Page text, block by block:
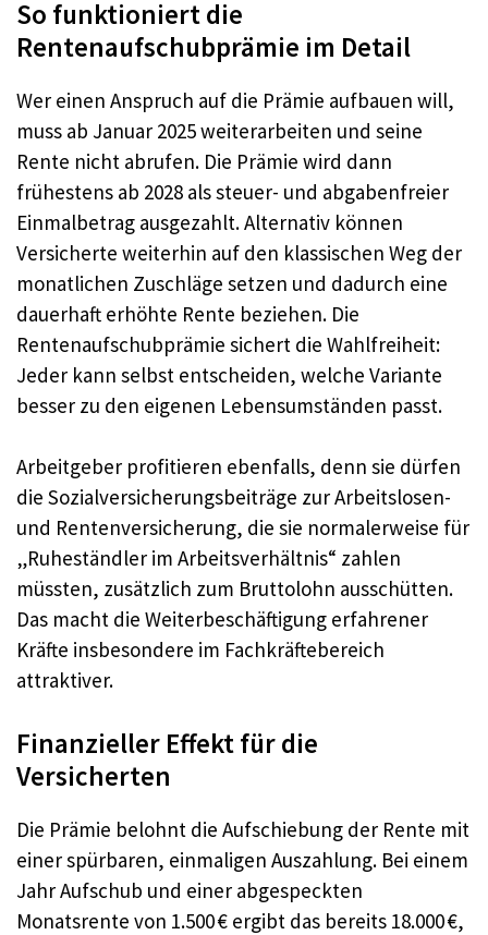
So funktioniert die
Rentenaufschubprämie im Detail
Wer einen Anspruch auf die Prämie aufbauen will,
muss ab Januar 2025 weiterarbeiten und seine
Rente nicht abrufen. Die Prämie wird dann
frühestens ab 2028 als steuer- und abgabenfreier
Einmalbetrag ausgezahlt. Alternativ können
Versicherte weiterhin auf den klassischen Weg der
monatlichen Zuschläge setzen und dadurch eine
dauerhaft erhöhte Rente beziehen. Die
Rentenaufschubprämie sichert die Wahlfreiheit:
Jeder kann selbst entscheiden, welche Variante
besser zu den eigenen Lebensumständen passt.
Arbeitgeber profitieren ebenfalls, denn sie dürfen
die Sozialversicherungsbeiträge zur Arbeitslosen-
und Rentenversicherung, die sie normalerweise für
„Ruheständler im Arbeitsverhältnis“ zahlen
müssten, zusätzlich zum Bruttolohn ausschütten.
Das macht die Weiterbeschäftigung erfahrener
Kräfte insbesondere im Fachkräftebereich
attraktiver.
Finanzieller Effekt für die
Versicherten
Die Prämie belohnt die Aufschiebung der Rente mit
einer spürbaren, einmaligen Auszahlung. Bei einem
Jahr Aufschub und einer abgespeckten
Monatsrente von 1.500 € ergibt das bereits 18.000 €,